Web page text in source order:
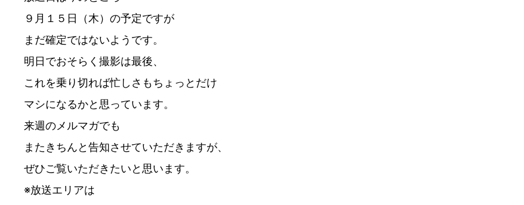
９月１５日（木）の予定ですが
まだ確定ではないようです。
明日でおそらく撮影は最後、
これを乗り切れば忙しさもちょっとだけ
マシになるかと思っています。
来週のメルマガでも
またきちんと告知させていただきますが、
ぜひご覧いただきたいと思います。
※放送エリアは